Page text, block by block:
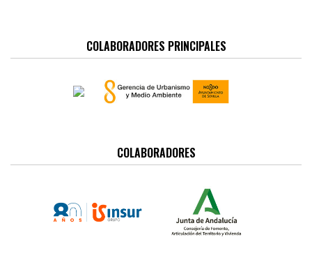
COLABORADORES PRINCIPALES
COLABORADORES